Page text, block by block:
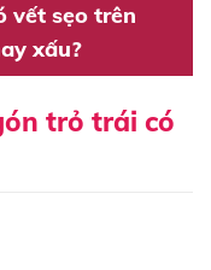
vết sẹo trên
xấu?
trỏ trái có